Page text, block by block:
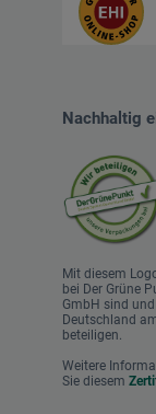
Nachhaltig
Mit diesem
bei Der Grüne
GmbH sind
Deutschland
beteiligen.
Weitere
Sie diesem